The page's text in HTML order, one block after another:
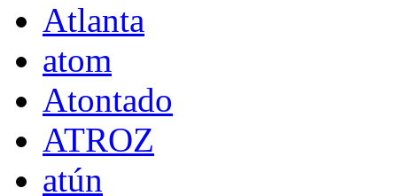
Atlanta
atom
Atontado
ATROZ
atún